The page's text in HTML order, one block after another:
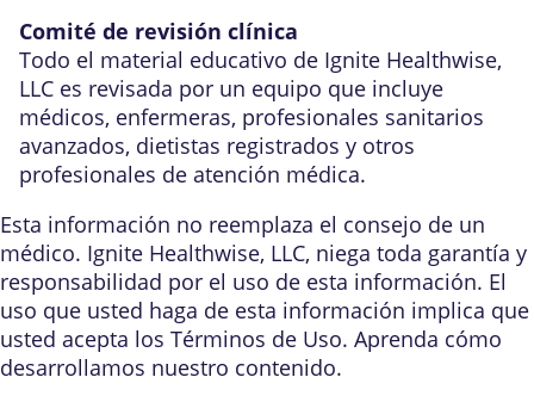
Comité de revisión clínica
Todo el material educativo de Ignite Healthwise,
LLC es revisada por un equipo que incluye
médicos, enfermeras, profesionales sanitarios
avanzados, dietistas registrados y otros
profesionales de atención médica.
Esta información no reemplaza el consejo de un
médico. Ignite Healthwise, LLC, niega toda garantía y
responsabilidad por el uso de esta información. El
uso que usted haga de esta información implica que
usted acepta los Términos de Uso. Aprenda cómo
desarrollamos nuestro contenido.